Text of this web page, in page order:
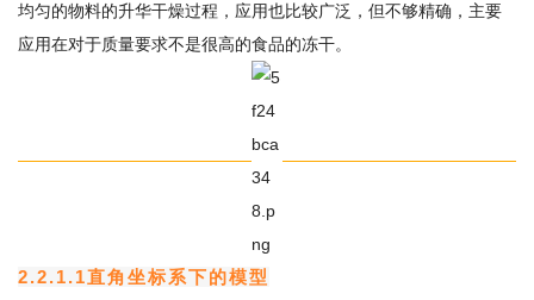
均匀的物料的升华干燥过程，应用也比较广泛，但不够精确，主要
应用在对于质量要求不是很高的食品的冻干。
2.2.1.1直角坐标系下的模型